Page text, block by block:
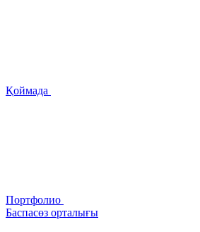
Қоймада
Портфолио
Баспасөз орталығы